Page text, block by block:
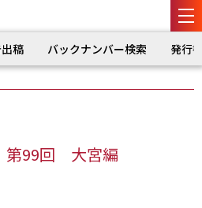
稿 バックナンバー検索 発行
第99回 大宮編